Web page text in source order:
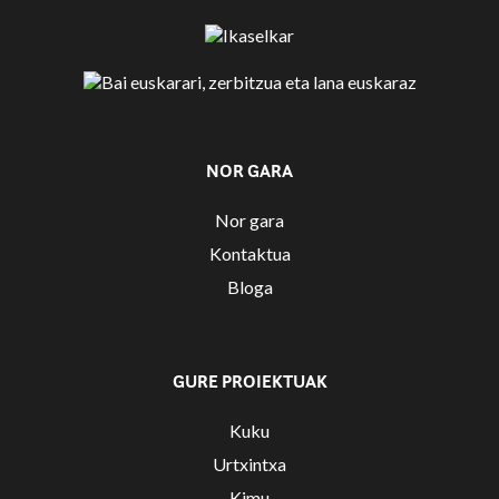
NOR GARA
Nor gara
Kontaktua
Bloga
GURE PROIEKTUAK
Kuku
Urtxintxa